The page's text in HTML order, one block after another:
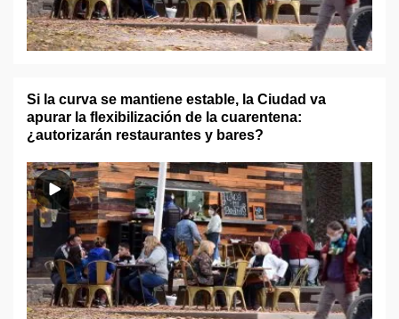
Si la curva se mantiene estable, la Ciudad va
apurar la flexibilización de la cuarentena:
¿autorizarán restaurantes y bares?